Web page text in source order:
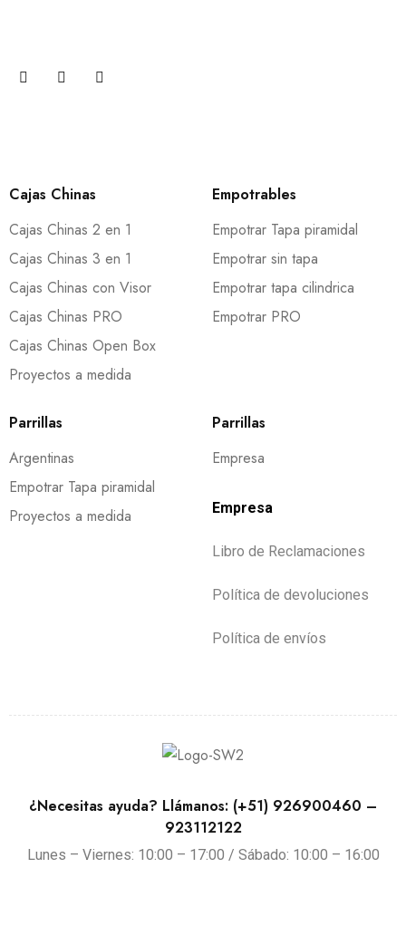
Cajas Chinas
Cajas Chinas 2 en 1
Cajas Chinas 3 en 1
Cajas Chinas con Visor
Cajas Chinas PRO
Cajas Chinas Open Box
Proyectos a medida
Empotrables
Empotrar Tapa piramidal
Empotrar sin tapa
Empotrar tapa cilindrica
Empotrar PRO
Parrillas
Argentinas
Empotrar Tapa piramidal
Proyectos a medida
Parrillas
Empresa
Empresa
Libro de Reclamaciones
Política de devoluciones
Política de envíos
¿Necesitas ayuda? Llámanos: (+51) 926900460 –
923112122
Lunes – Viernes: 10:00 – 17:00 / Sábado: 10:00 – 16:00